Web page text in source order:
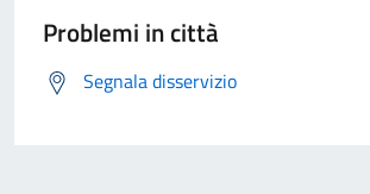
Problemi in città
Segnala disservizio